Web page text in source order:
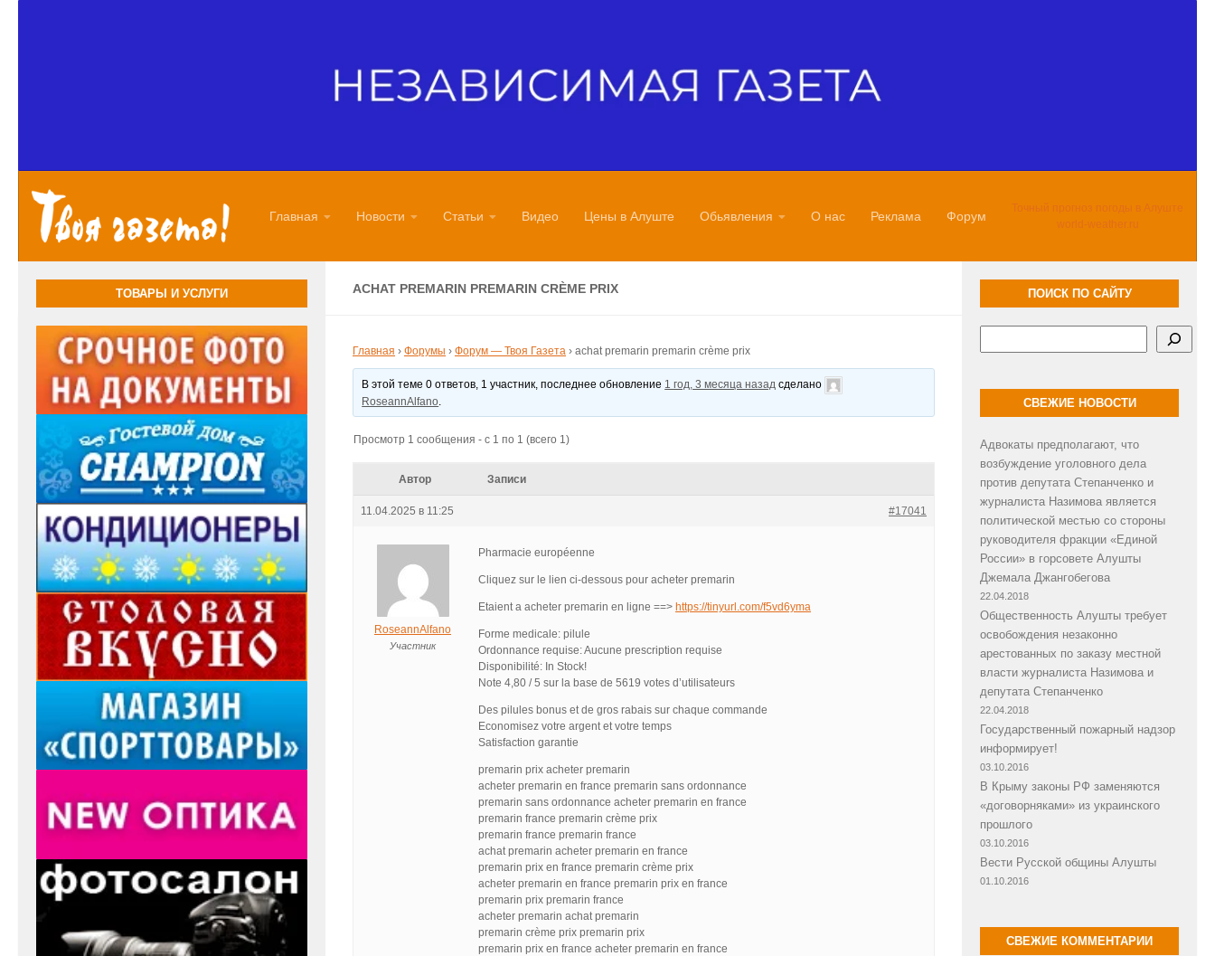
Главная Новости Статьи Видео Цены в Алуште Обьявления О нас Реклама Форум
Точный прогноз погоды в Алуште
world-weather.ru
ACHAT PREMARIN PREMARIN CRÈME PRIX
Главная › Форумы › Форум — Твоя Газета › achat premarin premarin crème prix
В этой теме 0 ответов, 1 участник, последнее обновление 1 год, 3 месяца назад сделано
RoseannAlfano.
Просмотр 1 сообщения - с 1 по 1 (всего 1)
Автор Записи
11.04.2025 в 11:25 #17041
RoseannAlfano
Участник
Pharmacie européenne
Cliquez sur le lien ci-dessous pour acheter premarin
Etaient a acheter premarin en ligne ==> https://tinyurl.com/f5vd6yma
Forme medicale: pilule
Ordonnance requise: Aucune prescription requise
Disponibilité: In Stock!
Note 4,80 / 5 sur la base de 5619 votes d’utilisateurs
Des pilules bonus et de gros rabais sur chaque commande
Economisez votre argent et votre temps
Satisfaction garantie
premarin prix acheter premarin
acheter premarin en france premarin sans ordonnance
premarin sans ordonnance acheter premarin en france
premarin france premarin crème prix
premarin france premarin france
achat premarin acheter premarin en france
premarin prix en france premarin crème prix
acheter premarin en france premarin prix en france
premarin prix premarin france
acheter premarin achat premarin
premarin crème prix premarin prix
premarin prix en france acheter premarin en france
ТОВАРЫ И УСЛУГИ ПОИСК ПО САЙТУ
СВЕЖИЕ НОВОСТИ
Адвокаты предполагают, что
возбуждение уголовного дела
против депутата Степанченко и
журналиста Назимова является
политической местью со стороны
руководителя фракции «Единой
России» в горсовете Алушты
Джемала Джангобегова
22.04.2018
Общественность Алушты требует
освобождения незаконно
арестованных по заказу местной
власти журналиста Назимова и
депутата Степанченко
22.04.2018
Государственный пожарный надзор
информирует!
03.10.2016
В Крыму законы РФ заменяются
«договорняками» из украинского
прошлого
03.10.2016
Вести Русской общины Алушты
01.10.2016
СВЕЖИЕ КОММЕНТАРИИ